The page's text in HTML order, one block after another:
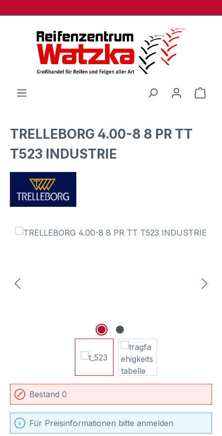
TRELLEBORG 4.00-8 8 PR TT
T523 INDUSTRIE
Bildergalerie überspringen
Bestand 0
Für Preisinformationen bitte anmelden